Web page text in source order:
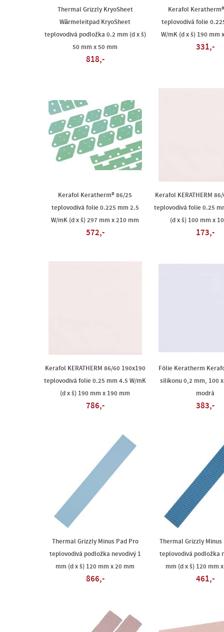
Thermal Grizzly KryoSheet
Wärmeleitpad KryoSheet
teplovodivá podložka 0.2 mm (d x š)
50 mm x 50 mm
818,-
Kerafol
teplovodivá folie
W/mK (d x š) 190 mm
331,-
Kerafol Keratherm® 86/25
teplovodivá folie 0.225 mm 2.5
W/mK (d x š) 297 mm x 210 mm
572,-
Kerafol KERATHERM
teplovodivá folie 0.25
(d x š) 100 mm x
173,-
Kerafol KERATHERM 86/60 190x190
teplovodivá folie 0.25 mm 4.5 W/mK
(d x š) 190 mm x 190 mm
786,-
Fólie Keratherm
silikonu 0,2 mm, 100
modrá
383,-
Thermal Grizzly Minus Pad Pro
teplovodivá podložka nevodivý 1
mm (d x š) 120 mm x 20 mm
866,-
Thermal Grizzly Minus
teplovodivá podložka
mm (d x š) 120 mm
461,-